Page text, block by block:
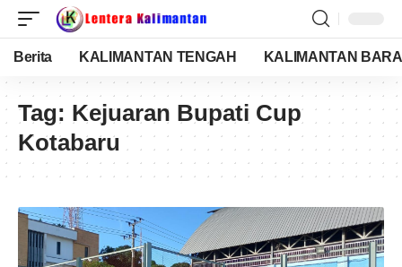
Berita KALIMANTAN TENGAH KALIMANTAN
Tag: Kejuaran Bupati Cup
Kotabaru